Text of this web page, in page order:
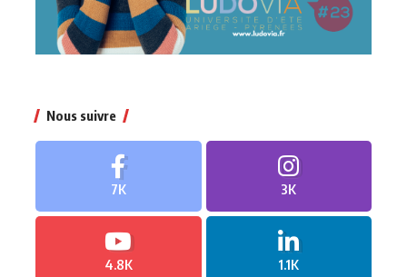
Nous suivre
7K 3K
4.8K 1.1K